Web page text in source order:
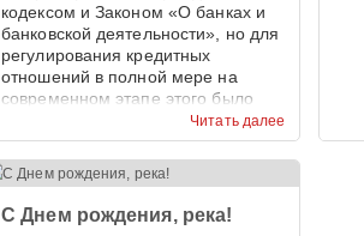
Читать далее
кодексом и Законом «О банках и
банковской деятельности», но для
регулирования кредитных
отношений в полной мере на
современном этапе этого было
С Днем рождения, река!